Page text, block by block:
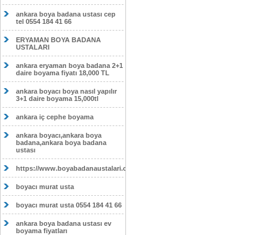
ankara boya badana ustası cep
tel 0554 184 41 66
ERYAMAN BOYA BADANA
USTALARI
ankara eryaman boya badana 2+1
daire boyama fiyatı 18,000 TL
ankara boyacı boya nasıl yapılır
3+1 daire boyama 15,000tl
ankara iç cephe boyama
ankara boyacı,ankara boya
badana,ankara boya badana
ustası
https://www.boyabadanaustalari.com/
boyacı murat usta
boyacı murat usta 0554 184 41 66
ankara boya badana ustası ev
boyama fiyatları